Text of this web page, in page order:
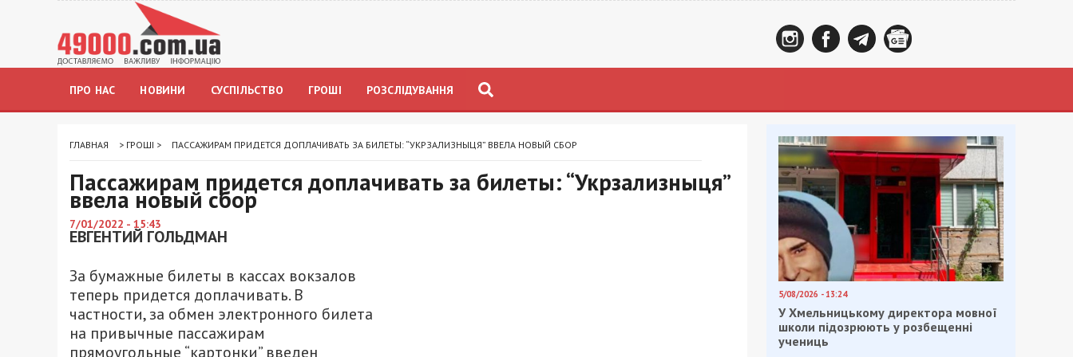
ПРО НАС НОВИНИ СУСПІЛЬСТВО ГРОШІ РОЗСЛІДУВАННЯ
ГЛАВНАЯ > ГРОШІ > ПАССАЖИРАМ ПРИДЕТСЯ ДОПЛАЧИВАТЬ ЗА БИЛЕТЫ: “УКРЗАЛИЗНЫЦЯ” ВВЕЛА НОВЫЙ СБОР
Пассажирам придется доплачивать за билеты: “Укрзализныця”
ввела новый сбор
7/01/2022 - 15:43
ЕВГЕНТИЙ ГОЛЬДМАН
За бумажные билеты в кассах вокзалов
теперь придется доплачивать. В
частности, за обмен электронного билета
на привычные пассажирам
прямоугольные “картонки” введен
5/08/2026 - 13:24
У Хмельницькому директора мовної
школи підозрюють у розбещенні
учениць